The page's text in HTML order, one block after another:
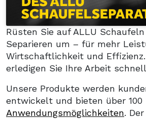
Rüsten Sie auf ALLU
Separieren um – für mehr
Wirtschaftlichkeit und
erledigen Sie Ihre Arbeit
Unsere Produkte werden
entwickelt und bieten über 100
Anwendungsmöglichkeiten.